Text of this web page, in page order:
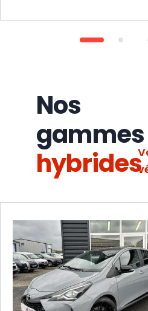
Nos
gammes
hybrides